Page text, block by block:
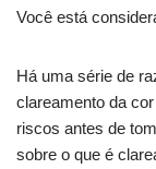
Você está
Há uma série de
clareamento da
riscos antes de
sobre o que é